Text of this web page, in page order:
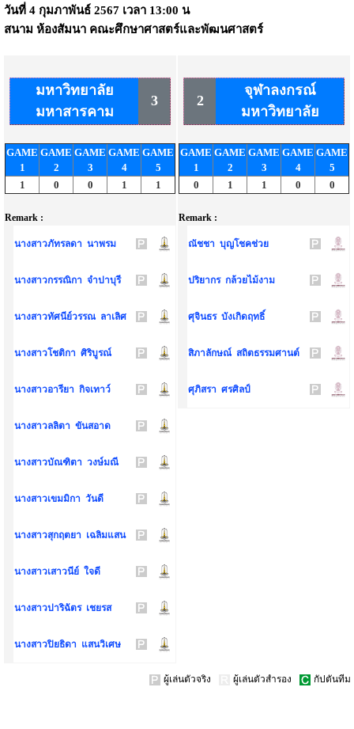
วันที่ 4 กุมภาพันธ์ 2567 เวลา 13:00 น
สนาม ห้องสัมนา คณะศึกษาศาสตร์และพัฒนศาสตร์
มหาวิทยาลัย
มหาสารคาม
3
GAME
1
GAME
2
GAME
3
GAME
4
GAME
5
1
0 0 1 1
Remark :
นางสาวภัทรลดา นาพรม
นางสาวกรรณิกา จำปาบุรี
นางสาวทัศนีย์วรรณ ลาเลิศ
นางสาวโชติกา ศิริบูรณ์
นางสาวอารียา กิจเทาว์
นางสาวลลิตา ขันสอาด
นางสาวบัณฑิตา วงษ์มณี
นางสาวเขมมิกา วันดี
นางสาวสุกฤตยา เฉลิมแสน
นางสาวเสาวนีย์ ใจดี
นางสาวปาริฉัตร เชยรส
นางสาวปิยธิดา แสนวิเศษ
2
จุฬาลงกรณ์
มหาวิทยาลัย
GAME
1
GAME
2
GAME
3
GAME
4
GAME
5
0
1 1 0 0
Remark :
ณัชชา บุญโชคช่วย
ปริยากร กล้วยไม้งาม
ศุจินธร บังเกิดฤทธิ์
สิภาลักษณ์ สถิตธรรมศานต์
ศุภิสรา ศรศิลป์
ผู้เล่นตัวจริง ผู้เล่นตัวสำรอง กัปตันทีม